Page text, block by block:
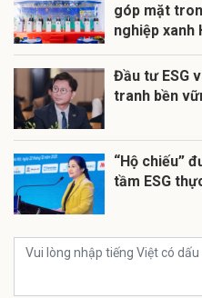
góp mặt
nghiệp xanh
Đầu tư ESG
tranh bền
“Hộ chiếu”
tầm ESG